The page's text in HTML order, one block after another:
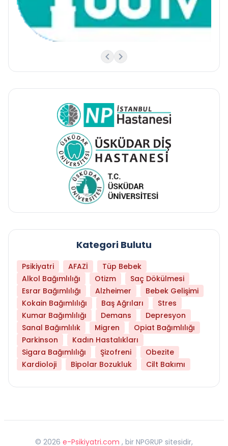
Kategori Bulutu
Psikiyatri AFAZİ
Tüp Bebek
Alkol Bağımlılığı
Otizm
Saç Dökülmesi
Esrar Bağımlılığı
Alzheimer
Bebek Gelişimi
Kokain Bağımlılığı
Baş Ağrıları
Stres
Kumar Bağımlılığı
Demans
Depresyon
Sanal Bağımlılık
Migren
Opiat Bağımlılığı
Parkinson
Kadın Hastalıkları
Sigara Bağımlılığı
Şizofreni
Obezite
Kardioloji
Bipolar Bozukluk Cilt Bakımı
© 2026 e-Psikiyatri.com , bir NPGRUP sitesidir,